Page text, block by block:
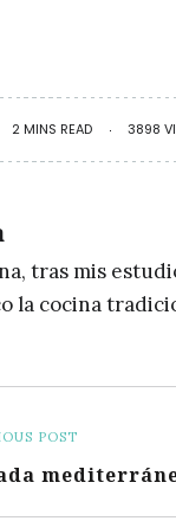
2 MINS READ 3898
tras mis
la cocina
POST